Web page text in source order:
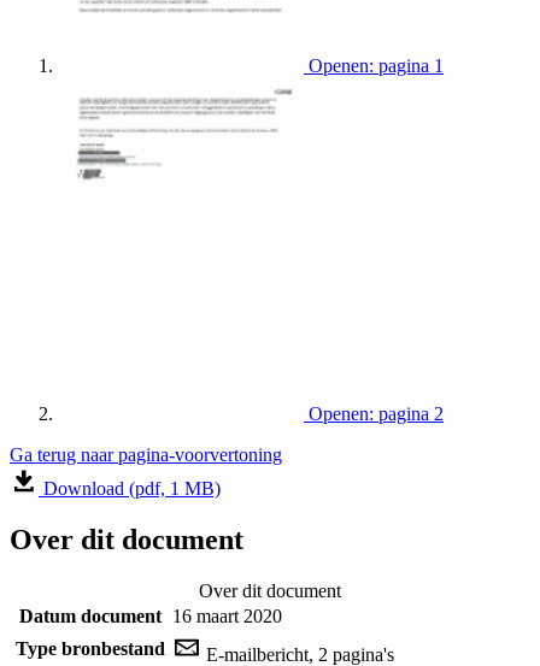
Openen: pagina 1
Openen: pagina 2
Ga terug naar pagina-voorvertoning
Download (pdf, 1 MB)
Over dit document
Over dit document
Datum document 16 maart 2020
Type bronbestand
E-mailbericht, 2 pagina's